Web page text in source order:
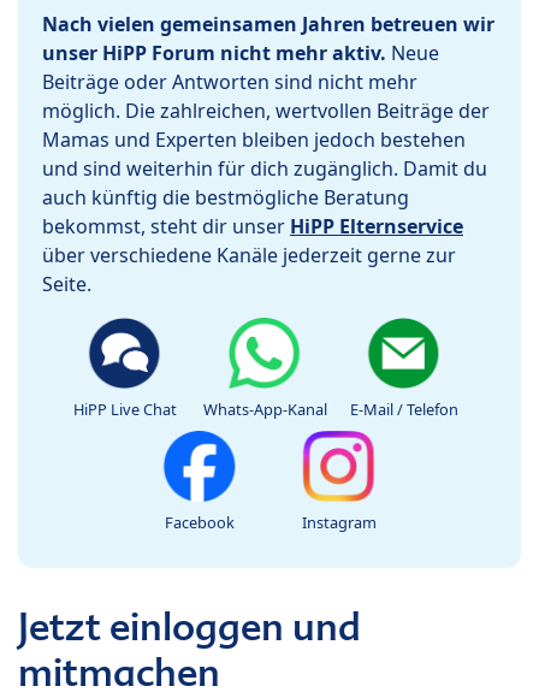
Nach vielen gemeinsamen Jahren betreuen wir
unser HiPP Forum nicht mehr aktiv. Neue
Beiträge oder Antworten sind nicht mehr
möglich. Die zahlreichen, wertvollen Beiträge der
Mamas und Experten bleiben jedoch bestehen
und sind weiterhin für dich zugänglich. Damit du
auch künftig die bestmögliche Beratung
bekommst, steht dir unser HiPP Elternservice
über verschiedene Kanäle jederzeit gerne zur
Seite.
HiPP Live Chat Whats-App-Kanal E-Mail / Telefon
Facebook Instagram
Jetzt einloggen und
mitmachen